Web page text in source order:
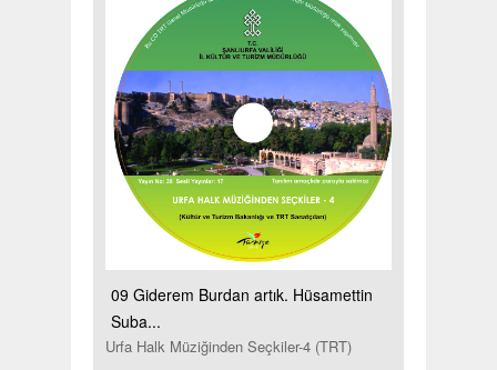
09 Giderem Burdan artık. Hüsamettin
Suba...
Urfa Halk Müziğinden Seçkiler-4 (TRT)